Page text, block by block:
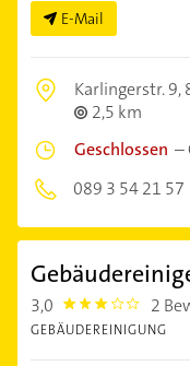
E-Mail
Karlingerstr. 9,
2,5 km
Geschlossen –
089 3 54 21 57
3,0 3.0 2
GEBÄUDEREINIGUNG